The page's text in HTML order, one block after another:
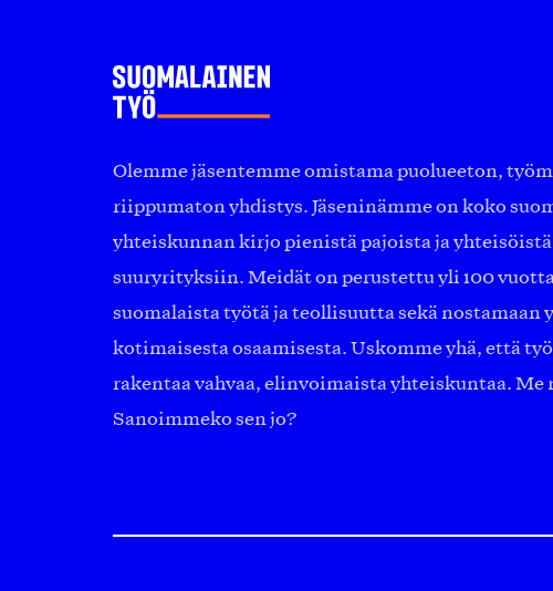
Olemme jäsentemme omistama puolueeton,
riippumaton yhdistys. Jäseninämme on koko
yhteiskunnan kirjo pienistä pajoista ja
suuryrityksiin. Meidät on perustettu yli 100
suomalaista työtä ja teollisuutta sekä nostamaan
kotimaisesta osaamisesta. Uskomme yhä, että
rakentaa vahvaa, elinvoimaista yhteiskuntaa. Me
Sanoimmeko sen jo?